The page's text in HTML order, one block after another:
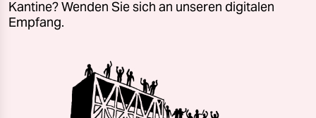
Kantine? Wenden Sie sich an unseren digitalen
Empfang.